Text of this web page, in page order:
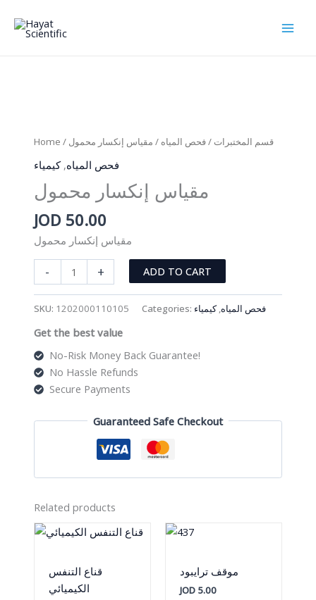
content
Home / قسم المختبرات /فحص المياه / مقياس إنكسار محمول
فحص المياه,كيمياء
مقياس إنكسار محمول
JOD 50.00
مقياس إنكسار محمول
-
إنكسار
+ ADD TO CART
SKU: 1202000110105 Categories: فحص المياه,كيمياء
Get the best value
No-Risk Money Back Guarantee!
No Hassle Refunds
Secure Payments
Guaranteed Safe Checkout
Related products
قناع التنفس
الكيميائي
موقف ترايبود
JOD 5.00